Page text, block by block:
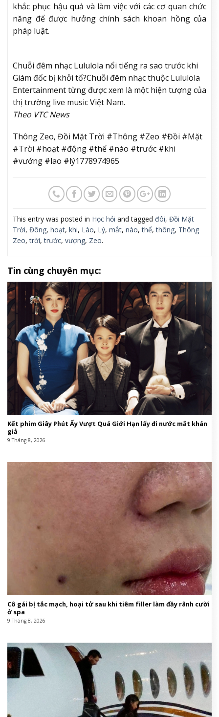
khắc phục hậu quả và làm việc với các cơ quan chức
năng để được hưởng chính sách khoan hồng của
pháp luật.
Chuỗi đêm nhạc Lululola nổi tiếng ra sao trước khi
Giám đốc bị khởi tố?Chuỗi đêm nhạc thuộc Lululola
Entertainment từng được xem là một hiện tượng của
thị trường live music Việt Nam.
Theo VTC News
Thông Zeo, Đồi Mặt Trời #Thông #Zeo #Đồi #Mặt
#Trời #hoạt #động #thế #nào #trước #khi
#vướng #lao #lý1778974965
This entry was posted in Học hỏi and tagged đôi, Đồi Mặt
Trời, Đông, hoạt, khi, Lào, Lý, mắt, nào,thể,thông, Thông
Zeo,trời,trước, vượng, Zeo.
Tin cùng chuyên mục:
Kết phim Giây Phút Ấy Vượt Quá Giới Hạn lấy đi nước mắt khán
giả
9 Tháng 8, 2026
Cô gái bị tắc mạch, hoại tử sau khi tiêm filler làm đầy rãnh cười
ở spa
9 Tháng 8, 2026